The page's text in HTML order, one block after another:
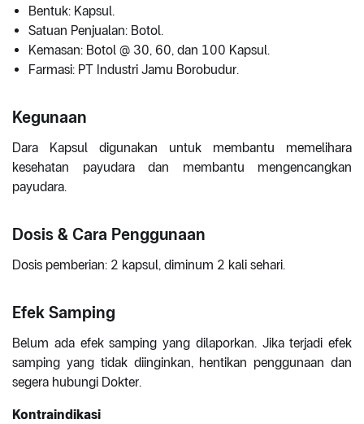
Bentuk: Kapsul.
Satuan Penjualan: Botol.
Kemasan: Botol @ 30, 60, dan 100 Kapsul.
Farmasi: PT Industri Jamu Borobudur.
Kegunaan
Dara Kapsul digunakan untuk membantu memelihara
kesehatan payudara dan membantu mengencangkan
payudara.
Dosis & Cara Penggunaan
Dosis pemberian: 2 kapsul, diminum 2 kali sehari.
Efek Samping
Belum ada efek samping yang dilaporkan. Jika terjadi efek
samping yang tidak diinginkan, hentikan penggunaan dan
segera hubungi Dokter.
Kontraindikasi